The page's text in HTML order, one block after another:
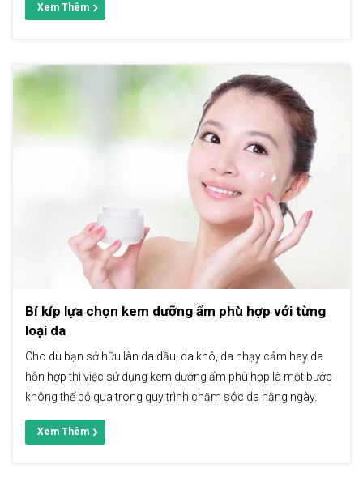
Xem Thêm
Bí kíp lựa chọn kem dưỡng ẩm phù hợp với từng
loại da
Cho dù bạn sở hữu làn da dầu, da khô, da nhạy cảm hay da
hỗn hợp thì việc sử dụng kem dưỡng ẩm phù hợp là một bước
không thể bỏ qua trong quy trình chăm sóc da hằng ngày.
Xem Thêm